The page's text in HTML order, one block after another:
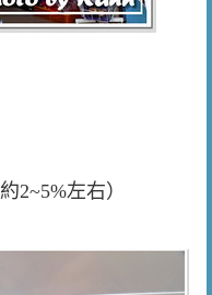
2~5%左右）